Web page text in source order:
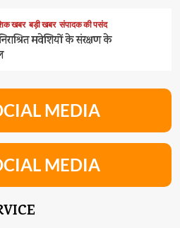
खबर बड़ी खबर संपादक की पसंद
मवेशियों के संरक्षण के
MEDIA
MEDIA